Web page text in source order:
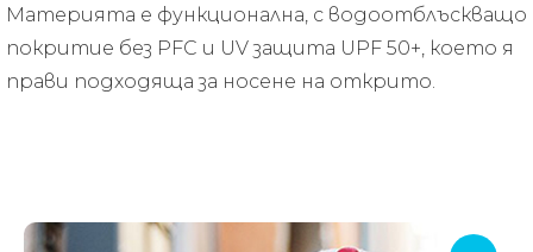
Материята е функционална, с водоотблъскващо
покритие без PFC и UV защита UPF 50+, което я
прави подходяща за носене на открито.